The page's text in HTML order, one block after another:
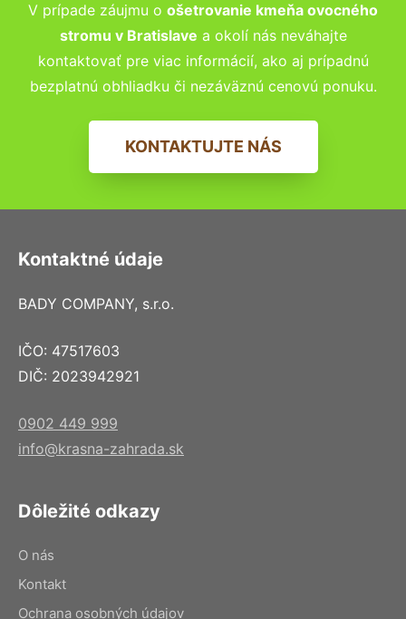
V prípade záujmu o ošetrovanie kmeňa ovocného
stromu vBratislave a okolí nás neváhajte
kontaktovať pre viac informácií, ako aj prípadnú
bezplatnú obhliadku či nezáväznú cenovú ponuku.
KONTAKTUJTE NÁS
Kontaktné údaje
BADY COMPANY, s.r.o.
IČO: 47517603
DIČ: 2023942921
0902 449 999
info@krasna-zahrada.sk
Dôležité odkazy
O nás
Kontakt
Ochrana osobných údajov